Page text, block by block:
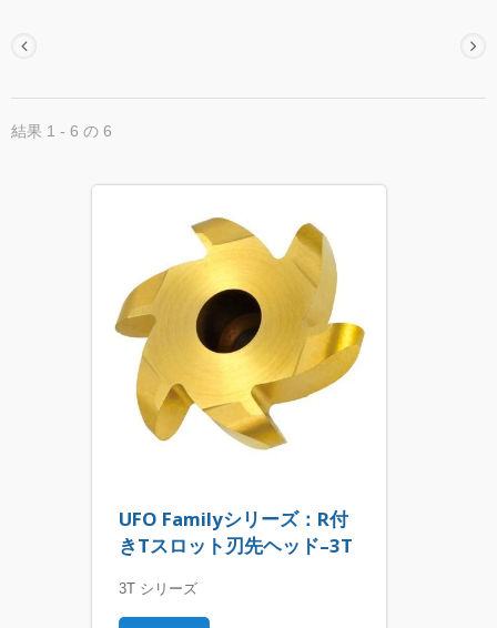
結果 1 - 6 の 6
UFO Familyシリーズ：R付
きTスロット刃先ヘッド–3T
3T シリーズ